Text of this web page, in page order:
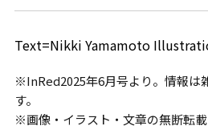
Text=Nikki Yamamoto
※InRed2025年6月号より。情報は
す。
※画像・イラスト・文章の無断転載